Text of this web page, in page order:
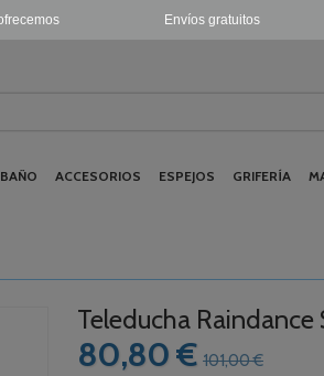
Envíos gratuitos
ACCESORIOS ESPEJOS GRIFERÍA
Teleducha Raindance
80,80 € 101,00 €